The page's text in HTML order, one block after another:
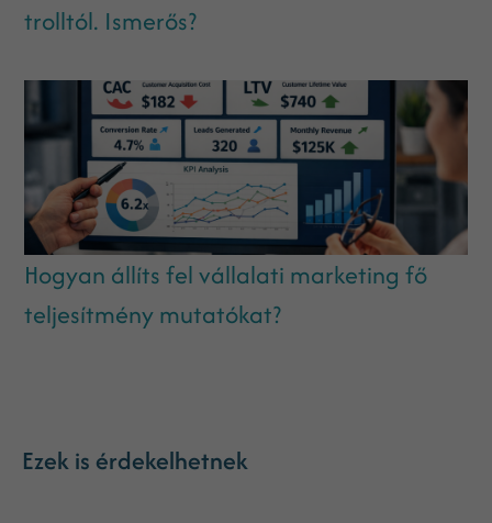
trolltól. Ismerős?
Hogyan állíts fel vállalati marketing fő
teljesítmény mutatókat?
Ezek is érdekelhetnek